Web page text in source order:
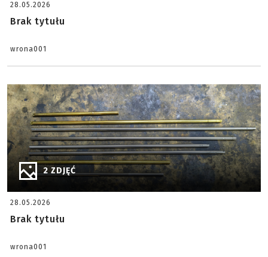
28.05.2026
Brak tytułu
wrona001
2 ZDJĘĆ
28.05.2026
Brak tytułu
wrona001